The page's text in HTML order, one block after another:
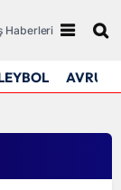
Haberleri